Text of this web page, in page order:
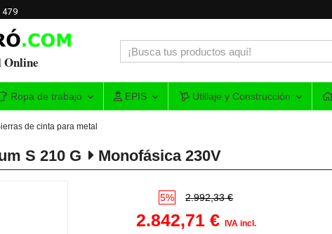
479
Online
Ropa de trabajo EPIS Utillaje y Construcción
de cinta para metal
S 210 G Monofásica 230V
5% 2.992,33 €
2.842,71 € IVA incl.